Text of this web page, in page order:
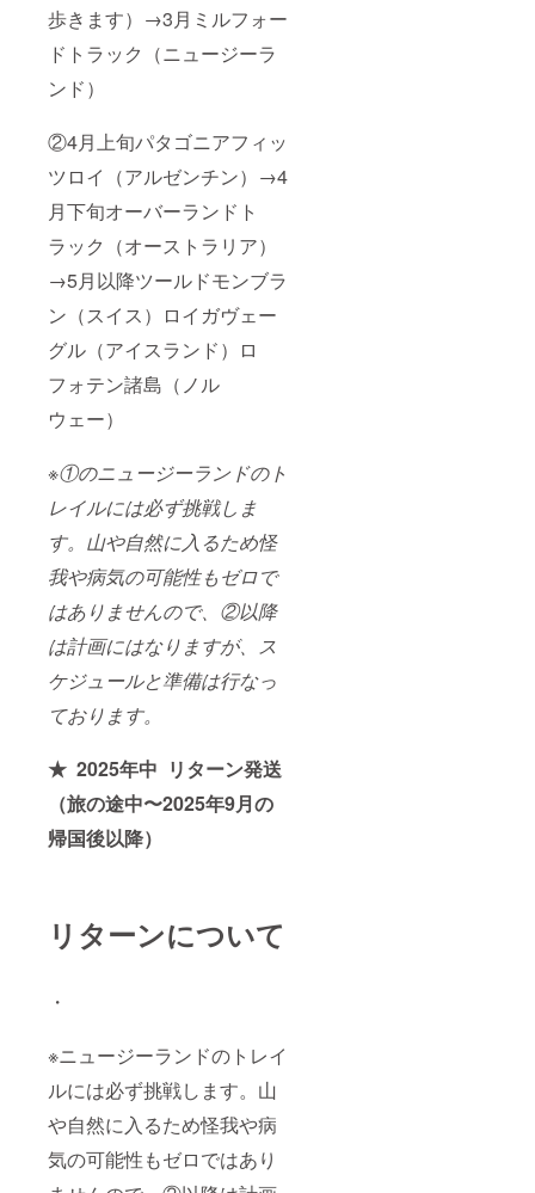
歩きます）→3月ミルフォー
ドトラック（ニュージーラ
ンド）
②4月上旬パタゴニアフィッ
ツロイ（アルゼンチン）→4
月下旬オーバーランドト
ラック（オーストラリア）
→5月以降ツールドモンブラ
ン（スイス）ロイガヴェー
グル（アイスランド）ロ
フォテン諸島（ノル
ウェー）
※①のニュージーランドのト
レイルには必ず挑戦しま
す。山や自然に入るため怪
我や病気の可能性もゼロで
はありませんので、②以降
は計画にはなりますが、ス
ケジュールと準備は行なっ
ております。
★ 2025年中 リターン発送
（旅の途中〜2025年9月の
帰国後以降）
リターンについて
・
※ニュージーランドのトレイ
ルには必ず挑戦します。山
や自然に入るため怪我や病
気の可能性もゼロではあり